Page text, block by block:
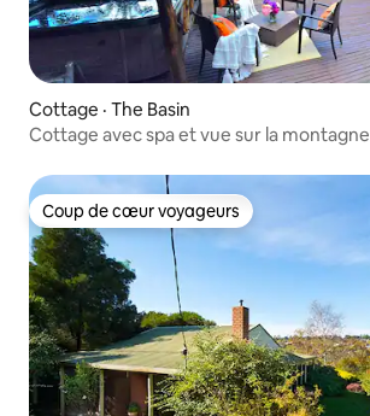
Cottage · The Basin
Cottage avec spa et vue sur la montagne
Coup de cœur voyageurs
Coup de cœur voyageurs